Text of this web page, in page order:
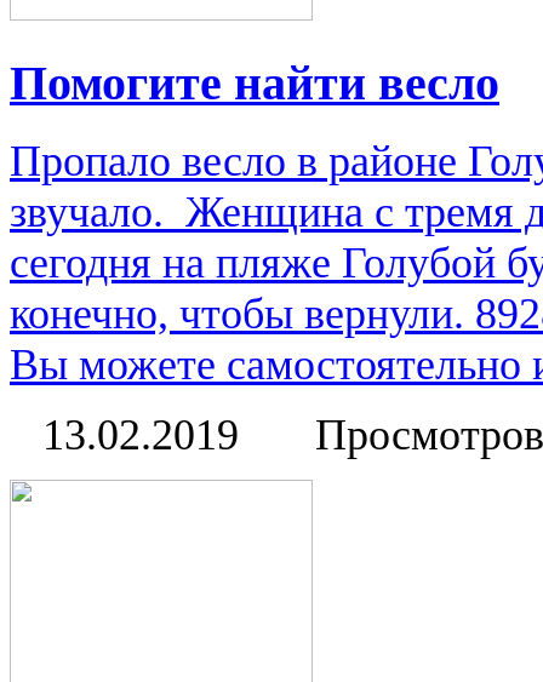
Помогите найти весло
Пропало весло в районе
звучало. Женщина с тремя
сегодня на пляже Голубой
конечно, чтобы вернули.
Вы можете самостоятельно
13.02.2019